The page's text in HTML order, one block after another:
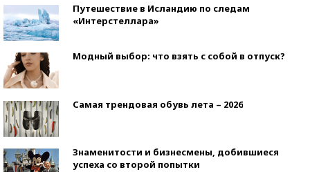
Путешествие в Исландию по следам
«Интерстеллара»
Модный выбор: что взять с собой в отпуск?
Самая трендовая обувь лета – 2026
Знаменитости и бизнесмены, добившиеся
успеха со второй попытки